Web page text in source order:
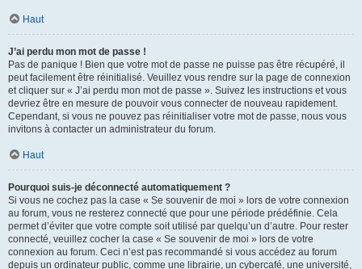
Haut
J’ai perdu mon mot de passe !
Pas de panique ! Bien que votre mot de passe ne puisse pas être récupéré, il
peut facilement être réinitialisé. Veuillez vous rendre sur la page de connexion
et cliquer sur « J’ai perdu mon mot de passe ». Suivez les instructions et vous
devriez être en mesure de pouvoir vous connecter de nouveau rapidement.
Cependant, si vous ne pouvez pas réinitialiser votre mot de passe, nous vous
invitons à contacter un administrateur du forum.
Haut
Pourquoi suis-je déconnecté automatiquement ?
Si vous ne cochez pas la case « Se souvenir de moi » lors de votre connexion
au forum, vous ne resterez connecté que pour une période prédéfinie. Cela
permet d’éviter que votre compte soit utilisé par quelqu’un d’autre. Pour rester
connecté, veuillez cocher la case « Se souvenir de moi » lors de votre
connexion au forum. Ceci n’est pas recommandé si vous accédez au forum
depuis un ordinateur public, comme une librairie, un cybercafé, une université,